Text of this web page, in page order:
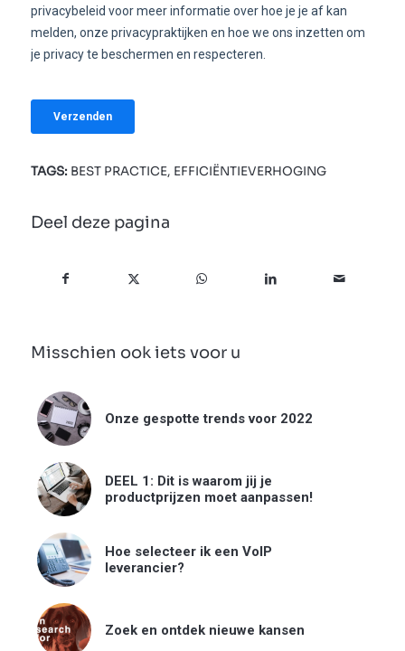
TAGS: BEST PRACTICE, EFFICIËNTIEVERHOGING
Deel deze pagina
Misschien ook iets voor u
Onze gespotte trends voor 2022
DEEL 1: Dit is waarom jij je
productprijzen moet aanpassen!
Hoe selecteer ik een VoIP
leverancier?
Zoek en ontdek nieuwe kansen